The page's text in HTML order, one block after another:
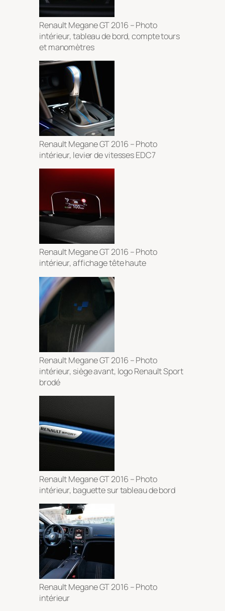
Renault Megane GT 2016 – Photo
intérieur, tableau de bord, compte tours
et manomètres
Renault Megane GT 2016 – Photo
intérieur, levier de vitesses EDC7
Renault Megane GT 2016 – Photo
intérieur, affichage tête haute
Renault Megane GT 2016 – Photo
intérieur, siège avant, logo Renault Sport
brodé
Renault Megane GT 2016 – Photo
intérieur, baguette sur tableau de bord
Renault Megane GT 2016 – Photo
intérieur